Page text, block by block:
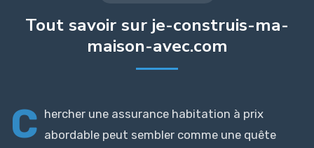
Tout savoir sur je-construis-ma-
maison-avec.com
C hercher une assurance habitation à prix
abordable peut sembler comme une quête